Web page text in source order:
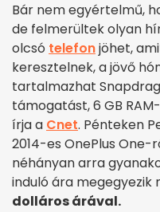
Bár nem egyértelmű,
de felmerültek olyan
olcsó telefonjöhet,
keresztelnek, a jövő
tartalmazhat
támogatást, 6 GB
írja a Cnet. Pénteken
2014-es OnePlus
néhányan arra
induló ára megegyezik
dolláros árával.